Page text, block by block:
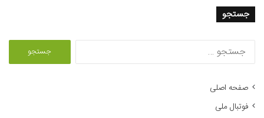
جستجو
صفحه اصلی
فوتبال ملی